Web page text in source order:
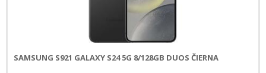
SAMSUNG S921 GALAXY S24 5G 8/128GB DUOS ČIERNA